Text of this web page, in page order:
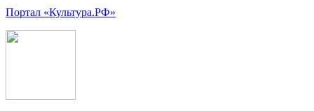
Портал «Культура.РФ»